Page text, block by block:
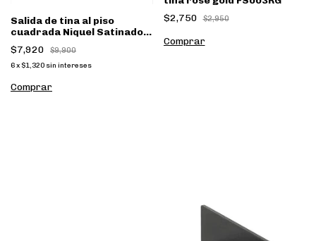
Salida de tina al piso
cuadrada Niquel Satinado
FS002NQW
$7,920 $9,900
6x $1,320 sin intereses
$2,750
$2,950